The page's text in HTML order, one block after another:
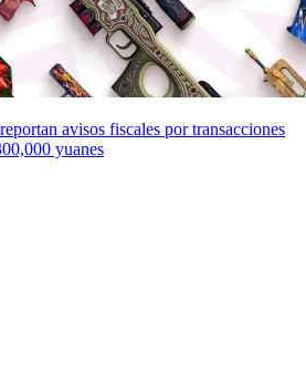
avisos fiscales por transacciones
yuanes